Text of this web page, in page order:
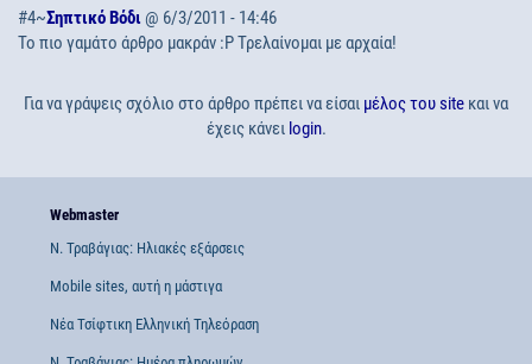
#4~Σηπτικό Βόδι @ 6/3/2011 - 14:46
Το πιο γαμάτο άρθρο μακράν :Ρ Τρελαίνομαι με αρχαία!
Για να γράψεις σχόλιο στο άρθρο πρέπει να είσαι μέλος του site και να
έχεις κάνει login.
Webmaster
Ν. Τραβάγιας: Ηλιακές εξάρσεις
Mobile sites, αυτή η μάστιγα
Νέα Τσίφτικη Ελληνική Τηλεόραση